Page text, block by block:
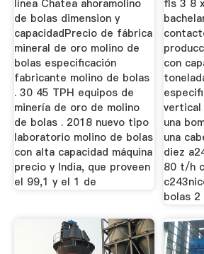
línea Chatea ahoramolino
de bolas dimension y
capacidadPrecio de fábrica
mineral de oro molino de
bolas especificación
fabricante molino de bolas
. 30 45 TPH equipos de
minería de oro de molino
de bolas . 2018 nuevo tipo
laboratorio molino de bolas
con alta capacidad máquina
precio y India, que proveen
el 99,1 y el 1 de
fls 3 8
con
vertical
una
una
diez
80 t/h
bolas 2